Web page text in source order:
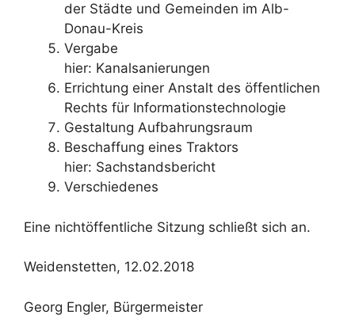
der Städte und Gemeinden im Alb-
Donau-Kreis
Vergabe
hier: Kanalsanierungen
Errichtung einer Anstalt des öffentlichen
Rechts für Informationstechnologie
Gestaltung Aufbahrungsraum
Beschaffung eines Traktors
hier: Sachstandsbericht
Verschiedenes
Eine nichtöffentliche Sitzung schließt sich an.
Weidenstetten, 12.02.2018
Georg Engler, Bürgermeister